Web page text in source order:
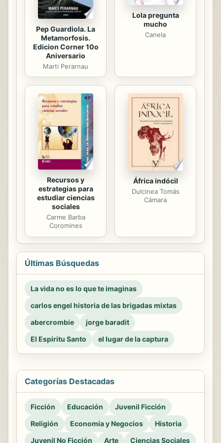
Pep Guardiola. La
Metamorfosis.
Edicion Corner 10o
Aniversario
Marti Perarnau
Lola pregunta
mucho
Canela
Recursos y
estrategias para
estudiar ciencias
sociales
Carme Barba
Coromines
África indócil
Dulcinea Tomás
Cámara
Últimas Búsquedas
La vida no es lo que te imaginas
carlos engel historia de las brigadas mixtas
abercrombie
jorge baradit
El Espiritu Santo
el lugar de la captura
Categorías Destacadas
Ficción Educación
Juvenil Ficción
Religión
Economía y Negocios
Historia
Juvenil No Ficción
Arte Ciencias Sociales